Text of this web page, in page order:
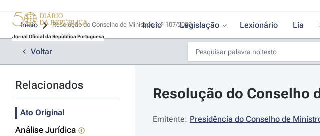
Jornal Oficial da República Portuguesa
Início Legislação Lexionário Lia
Início Resolução do Conselho de Ministros n.º 107/2020
Voltar
Relacionados
Ato Original
Análise Jurídica
Resolução do Conselho
Emitente: Presidência do Conselho de